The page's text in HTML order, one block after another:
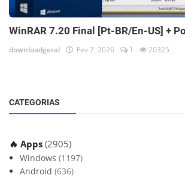
WinRAR 7.20 Final [Pt-BR/En-US] +
downloadgeral Fev 7, 2026 1 20325
CATEGORIAS
🔥 Apps (2905)
Windows (1197)
Android (636)